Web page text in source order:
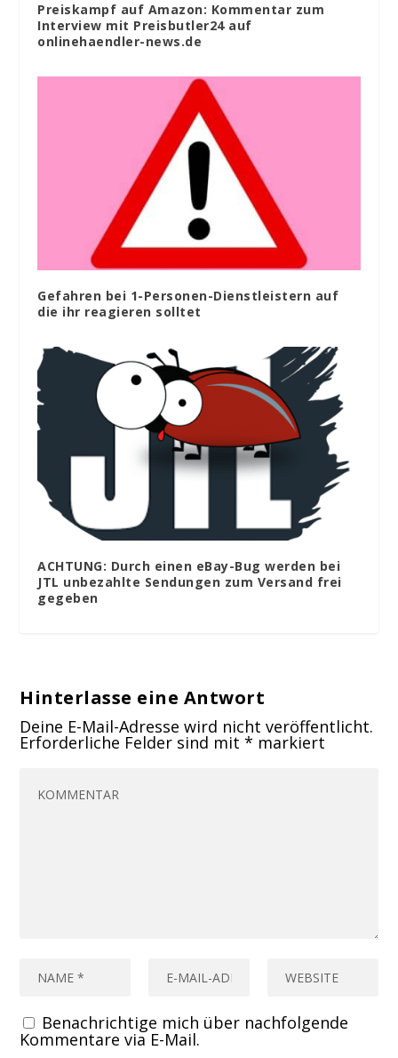
Preiskampf auf Amazon: Kommentar zum
Interview mit Preisbutler24 auf
onlinehaendler-news.de
Gefahren bei 1-Personen-Dienstleistern auf
die ihr reagieren solltet
ACHTUNG: Durch einen eBay-Bug werden bei
JTL unbezahlte Sendungen zum Versand frei
gegeben
Hinterlasse eine Antwort
Deine E-Mail-Adresse wird nicht veröffentlicht.
Erforderliche Felder sind mit* markiert
Benachrichtige mich über nachfolgende
Kommentare via E-Mail.